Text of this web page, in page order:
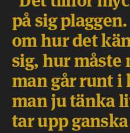
på sig
om hur det
sig, hur måste
man går runt
man ju tänka
tar upp